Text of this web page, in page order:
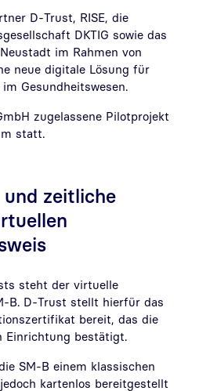
D-Trust, RISE, die
DKTIG sowie das
im Rahmen von
neue digitale Lösung für
Gesundheitswesen.
zugelassene Pilotprojekt
statt.
zeitliche
steht der virtuelle
B. D-Trust stellt hierfür das
bereit, das die
Einrichtung bestätigt.
SM-B einem klassischen
kartenlos bereitgestellt